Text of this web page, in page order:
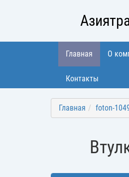
Главная О
Контакты
Главная foton-